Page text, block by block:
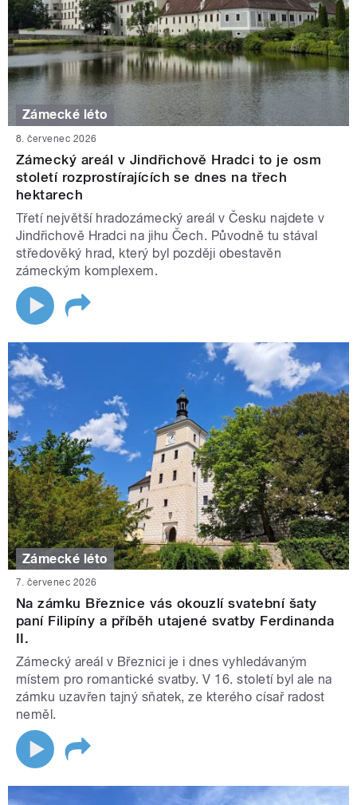
Zámecké léto
8. červenec 2026
Zámecký areál v Jindřichově Hradci to je osm
století rozprostírajících se dnes na třech
hektarech
Třetí největší hradozámecký areál v Česku najdete v
Jindřichově Hradci na jihu Čech. Původně tu stával
středověký hrad, který byl později obestavěn
zámeckým komplexem.
Zámecké léto
7. červenec 2026
Na zámku Březnice vás okouzlí svatební šaty
paní Filipíny a příběh utajené svatby Ferdinanda
II.
Zámecký areál v Březnici je i dnes vyhledávaným
místem pro romantické svatby. V 16. století byl ale na
zámku uzavřen tajný sňatek, ze kterého císař radost
neměl.